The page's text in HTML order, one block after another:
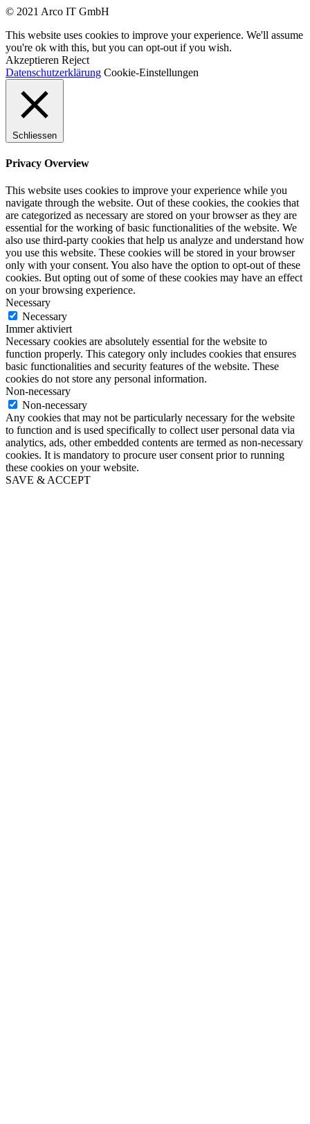
© 2021 Arco IT GmbH
This website uses cookies to improve your experience. We'll assume
you're ok with this, but you can opt-out if you wish.
Akzeptieren Reject
Datenschutzerklärung Cookie-Einstellungen
Schliessen
Privacy Overview
This website uses cookies to improve your experience while you
navigate through the website. Out of these cookies, the cookies that
are categorized as necessary are stored on your browser as they are
essential for the working of basic functionalities of the website. We
also use third-party cookies that help us analyze and understand how
you use this website. These cookies will be stored in your browser
only with your consent. You also have the option to opt-out of these
cookies. But opting out of some of these cookies may have an effect
on your browsing experience.
Necessary
Necessary
Immer aktiviert
Necessary cookies are absolutely essential for the website to
function properly. This category only includes cookies that ensures
basic functionalities and security features of the website. These
cookies do not store any personal information.
Non-necessary
Non-necessary
Any cookies that may not be particularly necessary for the website
to function and is used specifically to collect user personal data via
analytics, ads, other embedded contents are termed as non-necessary
cookies. It is mandatory to procure user consent prior to running
these cookies on your website.
SAVE & ACCEPT